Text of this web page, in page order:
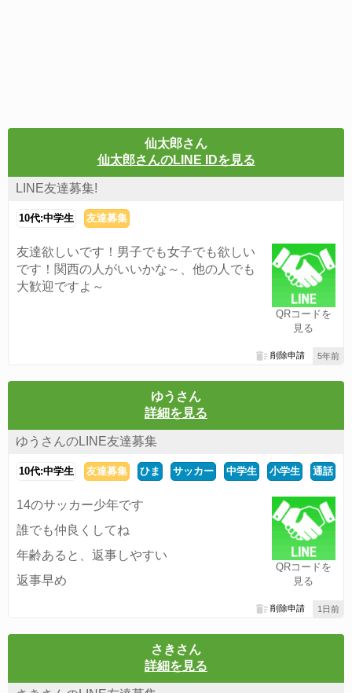
仙太郎さん
仙太郎さんのLINE IDを見る
LINE友達募集!
10代:中学生 友達募集
QRコードを
見る
友達欲しいです！男子でも女子でも欲しい
です！関西の人がいいかな～、他の人でも
大歓迎ですよ～
5年前
削除申請
ゆうさん
詳細を見る
ゆうさんのLINE友達募集
10代:中学生 友達募集 ひま サッカー 中学生 小学生 通話
QRコードを
見る
14のサッカー少年です
誰でも仲良くしてね
年齢あると、返事しやすい
返事早め
1日前
削除申請
さきさん
詳細を見る